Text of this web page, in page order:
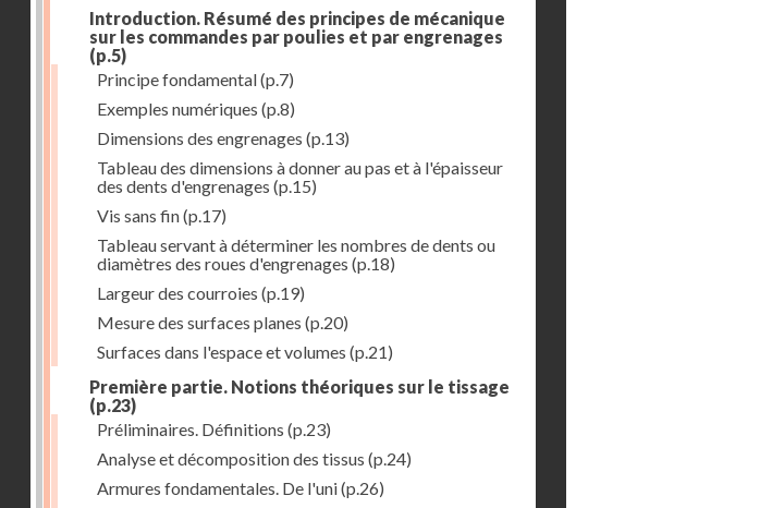
Introduction. Résumé des principes de mécanique
sur les commandes par poulies et par engrenages
(p.5)
Principe fondamental(p.7)
Exemples numériques (p.8)
Dimensions des engrenages (p.13)
Tableau des dimensions à donner au pas et à l'épaisseur
des dents d'engrenages (p.15)
Vis sans fin(p.17)
Tableau servant à déterminer les nombres de dents ou
diamètres des roues d'engrenages (p.18)
Largeur des courroies (p.19)
Mesure des surfaces planes (p.20)
Surfaces dans l'espace et volumes (p.21)
Première partie. Notions théoriques sur le tissage
(p.23)
Préliminaires. Définitions (p.23)
Analyse et décomposition des tissus (p.24)
Armures fondamentales. De l'uni(p.26)